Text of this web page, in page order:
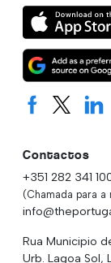
Contactos
+351 282 341
(Chamada para a
Rua Municipio
Urb. Lagoa Sol,